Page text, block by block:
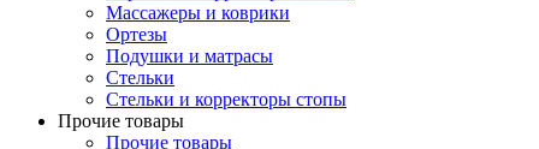
Массажеры и коврики
Ортезы
Подушки и матрасы
Стельки
Стельки и корректоры стопы
Прочие товары
Прочие товары